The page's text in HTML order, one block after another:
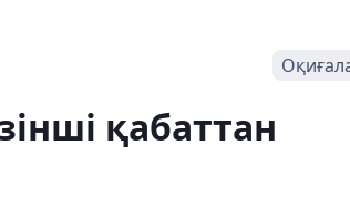
қабаттан